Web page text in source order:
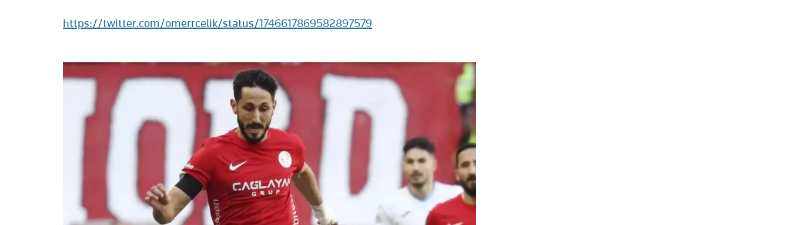
https://twitter.com/omerrcelik/status/1746617869582897579